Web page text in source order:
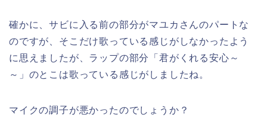
確かに、サビに入る前の部分がマユカさんのパートな
のですが、そこだけ歌っている感じがしなかったよう
に思えましたが、ラップの部分「君がくれる安心～
～」のとこは歌っている感じがしましたね。
マイクの調子が悪かったのでしょうか？